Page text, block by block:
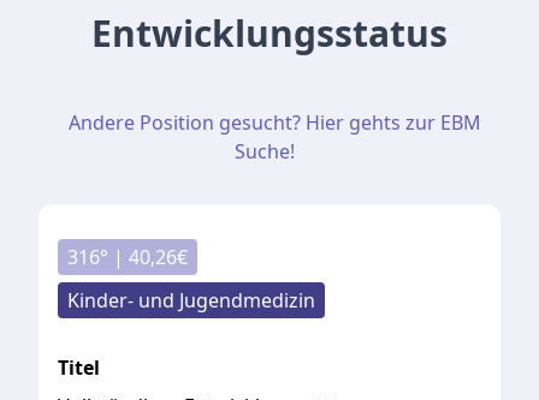
Entwicklungsstatus
Andere Position gesucht? Hier gehts zur EBM
Suche!
316° | 40,26€
Kinder- und Jugendmedizin
Titel